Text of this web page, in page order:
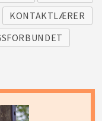
KONTAKTLÆRER